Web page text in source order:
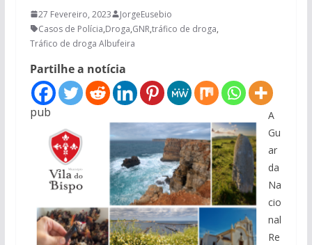
27 Fevereiro, 2023
JorgeEusebio
Casos de Polícia,Droga,GNR,tráfico de droga,
Tráfico de droga Albufeira
Partilhe a notícia
pub
A
Gu
ar
da
Na
cio
nal
Re